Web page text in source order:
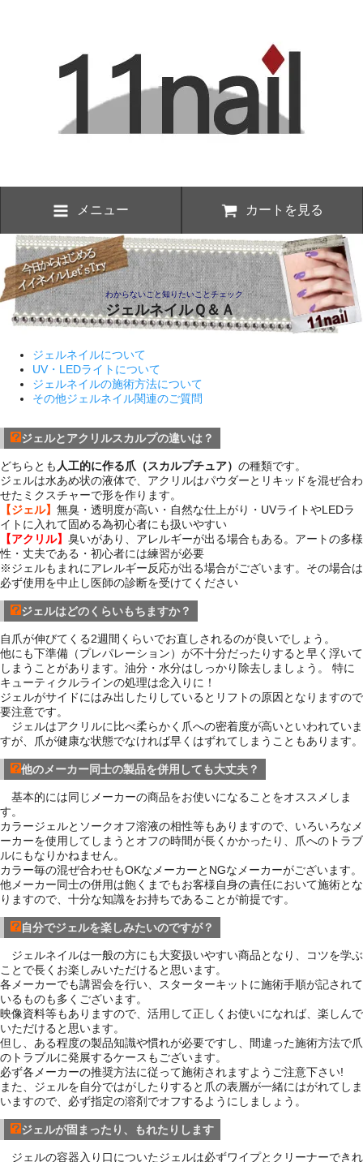
メニュー カートを見る
わからないこと知りたいことチェック
ジェルネイルＱ＆Ａ
ジェルネイルについて
UV・LEDライトについて
ジェルネイルの施術方法について
その他ジェルネイル関連のご質問
ジェルとアクリルスカルプの違いは？
どちらとも 人工的に作る爪（スカルプチュア） の種類です。
ジェルは水あめ状の液体で、アクリルはパウダーとリキッドを混ぜ合わ
せたミクスチャーで形を作ります。
【ジェル】 無臭・透明度が高い・自然な仕上がり・UVライトやLEDラ
イトに入れて固める為初心者にも扱いやすい
【アクリル】 臭いがあり、アレルギーが出る場合もある。アートの多様
性・丈夫である・初心者には練習が必要
※ジェルもまれにアレルギー反応が出る場合がございます。その場合は
必ず使用を中止し医師の診断を受けてください
ジェルはどのくらいもちますか？
自爪が伸びてくる2週間くらいでお直しされるのが良いでしょう。
他にも下準備（プレパレーション）が不十分だったりすると早く浮いて
しまうことがあります。油分・水分はしっかり除去しましょう。 特に
キューティクルラインの処理は念入りに！
ジェルがサイドにはみ出したりしているとリフトの原因となりますので
要注意です。
ジェルはアクリルに比べ柔らかく爪への密着度が高いといわれていま
すが、爪が健康な状態でなければ早くはずれてしまうこともあります。
他のメーカー同士の製品を併用しても大丈夫？
基本的には同じメーカーの商品をお使いになることをオススメしま
す。
カラージェルとソークオフ溶液の相性等もありますので、いろいろなメ
ーカーを使用してしまうとオフの時間が長くかかったり、爪へのトラブ
ルにもなりかねません。
カラー毎の混ぜ合わせもOKなメーカーとNGなメーカーがございます。
他メーカー同士の併用は飽くまでもお客様自身の責任において施術とな
りますので、十分な知識をお持ちであることが前提です。
自分でジェルを楽しみたいのですが？
ジェルネイルは一般の方にも大変扱いやすい商品となり、コツを学ぶ
ことで長くお楽しみいただけると思います。
各メーカーでも講習会を行い、スターターキットに施術手順が記されて
いるものも多くございます。
映像資料等もありますので、活用して正しくお使いになれば、楽しんで
いただけると思います。
但し、ある程度の製品知識や慣れが必要ですし、間違った施術方法で爪
のトラブルに発展するケースもございます。
必ず各メーカーの推奨方法に従って施術されますようご注意下さい!
また、ジェルを自分ではがしたりすると爪の表層が一緒にはがれてしま
いますので、必ず指定の溶剤でオフするようにしましょう。
ジェルが固まったり、もれたりします
ジェルの容器入り口についたジェルは必ずワイプとクリーナーできれ